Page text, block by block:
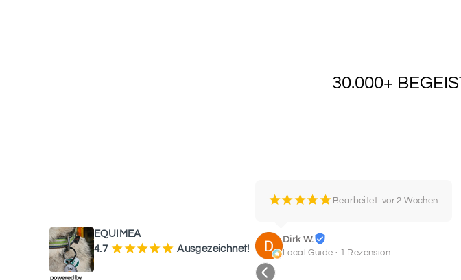
30.000+
EQUIMEA
4.7 ¡¡¡¡¡ Ausgezeichnet!
¡¡¡¡¡ Bearbeitet: vor 2 Wochen
Dirk W.
Local Guide · 1 Rezension